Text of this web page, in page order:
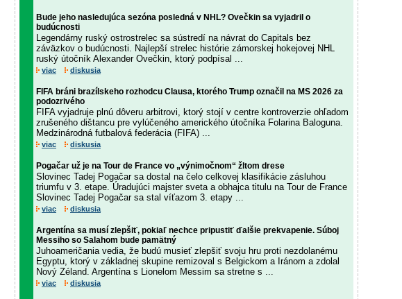
Bude jeho nasledujúca sezóna posledná v NHL? Ovečkin sa vyjadril o
budúcnosti
Legendárny ruský ostrostrelec sa sústredí na návrat do Capitals bez
záväzkov o budúcnosti. Najlepší strelec histórie zámorskej hokejovej NHL
ruský útočník Alexander Ovečkin, ktorý podpísal ...
viac diskusia
FIFA bráni brazílskeho rozhodcu Clausa, ktorého Trump označil na MS 2026 za
podozrivého
FIFA vyjadruje plnú dôveru arbitrovi, ktorý stojí v centre kontroverzie ohľadom
zrušeného dištancu pre vylúčeného amerického útočníka Folarina Baloguna.
Medzinárodná futbalová federácia (FIFA) ...
viac diskusia
Pogačar už je na Tour de France vo „výnimočnom“ žltom drese
Slovinec Tadej Pogačar sa dostal na čelo celkovej klasifikácie zásluhou
triumfu v 3. etape. Úradujúci majster sveta a obhajca titulu na Tour de France
Slovinec Tadej Pogačar sa stal víťazom 3. etapy ...
viac diskusia
Argentína sa musí zlepšiť, pokiaľ nechce pripustiť ďalšie prekvapenie. Súboj
Messiho so Salahom bude pamätný
Juhoameričania vedia, že budú musieť zlepšiť svoju hru proti nezdolanému
Egyptu, ktorý v základnej skupine remizoval s Belgickom a Iránom a zdolal
Nový Zéland. Argentína s Lionelom Messim sa stretne s ...
viac diskusia